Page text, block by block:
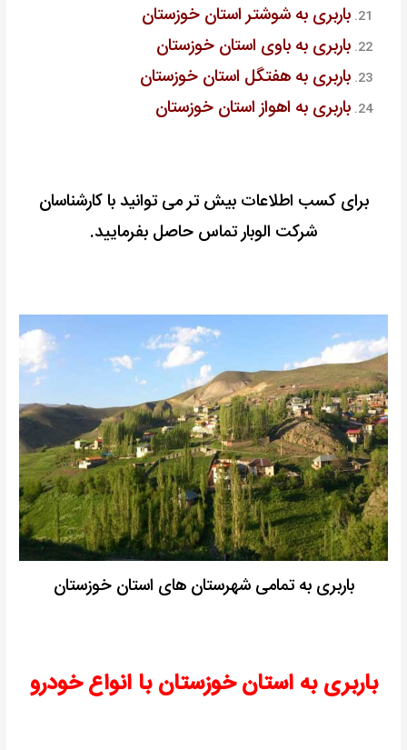
باربری به شوشتر استان خوزستان
باربری به باوی استان خوزستان
باربری به هفتگل استان خوزستان
باربری به اهواز استان خوزستان
برای کسب اطلاعات بیش تر می توانید با کارشناسان
شرکت الوبار تماس حاصل بفرمایید.
باربری به تمامی شهرستان های استان خوزستان
باربری به استان خوزستان با انواع خودرو